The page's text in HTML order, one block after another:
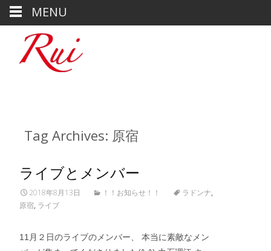
Tag Archives: 原宿
ライブとメンバー
2018年8月13日 ！！お知らせ！！ ラドンナ,
原宿, ライブ
11月２日のライブのメンバー、 本当に素敵なメン
MENU